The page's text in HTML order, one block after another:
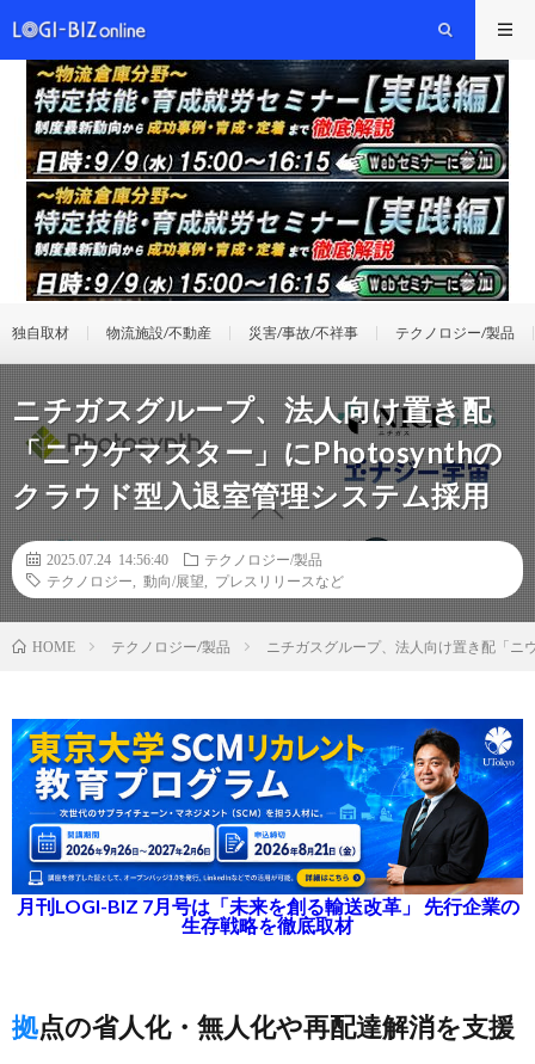
独自取材 物流施設/不動産 災害/事故/不祥事 テクノロジー/製品
ニチガスグループ、法人向け置き配
「ニウケマスター」にPhotosynthの
クラウド型入退室管理システム採用
2025.07.24 14:56:40
テクノロジー/製品
テクノロジー
動向/展望 プレスリリースなど
HOME テクノロジー/製品 ニチガスグループ、法人向け置き配「ニ
月刊LOGI-BIZ 7月号は「未来を創る輸送改革」 先行企業の
生存戦略を徹底取材
拠点の省人化・無人化や再配達解消を支援